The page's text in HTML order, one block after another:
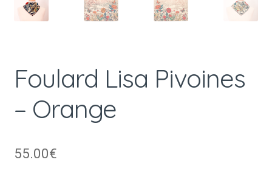
Foulard Lisa Pivoines
– Orange
55.00€